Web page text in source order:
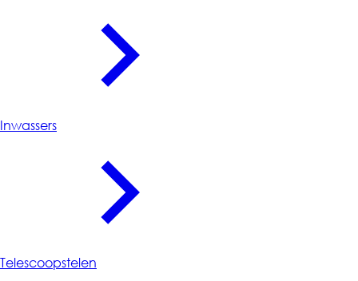
Inwassers
Telescoopstelen